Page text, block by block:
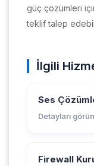
güç çözümleri
teklif talep
İlgili
Ses
Detayları
Firewall